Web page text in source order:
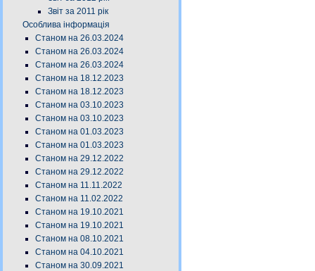
Звіт за 2011 рік
Особлива інформація
Станом на 26.03.2024
Станом на 26.03.2024
Станом на 26.03.2024
Станом на 18.12.2023
Станом на 18.12.2023
Станом на 03.10.2023
Станом на 03.10.2023
Станом на 01.03.2023
Станом на 01.03.2023
Станом на 29.12.2022
Станом на 29.12.2022
Станом на 11.11.2022
Станом на 11.02.2022
Станом на 19.10.2021
Станом на 19.10.2021
Станом на 08.10.2021
Станом на 04.10.2021
Станом на 30.09.2021